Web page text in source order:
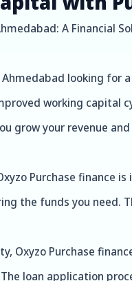
A Financial
looking for
working capital
grow your revenue
Purchase finance
the funds you need.
Oxyzo Purchase
loan application